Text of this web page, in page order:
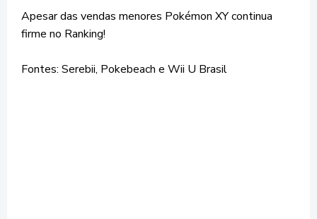
Apesar das vendas menores Pokémon XY continua
firme no Ranking!
Fontes: Serebii, Pokebeach e Wii U Brasil